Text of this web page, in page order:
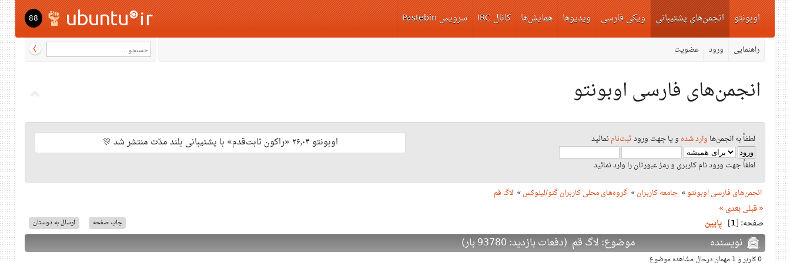
اوبونتو انجمن‌های پشتیبانی
راهنمایی ورود عضویت
ویکی فارسی ویدیوها همایش‌ها کانال IRC سرویس Pastebin 88
انجمن‌های فارسی اوبونتو
لطفاً به انجمن‌ها وارد شده و یا جهت ورودثبت‌نامنمائید
لطفاً جهت ورود نام کاربری و رمز عبورتان را وارد نمائید
اوبونتو ۲۶٫۰۴ «راکون ثابت‌قدم» با پشتیبانی بلند مدّت منتشر شد 🎊
انجمن‌های فارسی اوبونتو» جامعه کاربران» گروه‌های محلی کاربران گنو/لینوکس» لاگ قم
« قبلیبعدی »
ارسال به دوستان چاپ صفحه صفحه: [1
] پایین
نویسنده موضوع: لاگ قم (دفعات بازدید: 93780 بار)
0 کاربر و 1 مهمان درحال مشاهده موضوع.